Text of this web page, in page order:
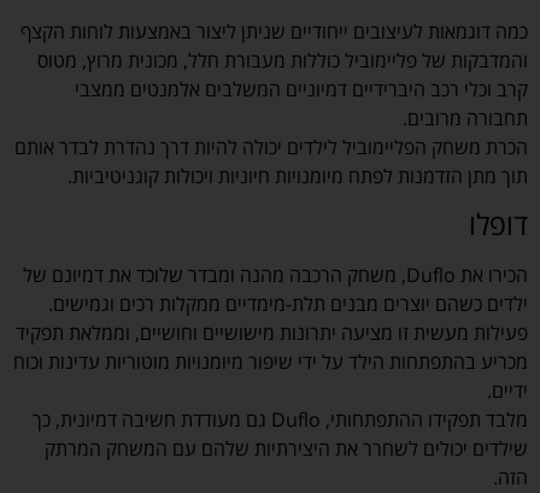
כמה דוגמאות לעיצובים ייחודיים שניתן ליצור באמצעות לוחות הקצף
והמדבקות של פליימוביל כוללות מעבורת חלל, מכונית מרוץ, מטוס
קרב וכלי רכב היברידיים דמיוניים המשלבים אלמנטים ממצבי
תחבורה מרובים.
הכרת משחק הפליימוביל לילדים יכולה להיות דרך נהדרת לבדר אותם
תוך מתן הזדמנות לפתח מיומנויות חיוניות ויכולות קוגניטיביות.
דופלו
הכירו את Duflo, משחק הרכבה מהנה ומבדר שלוכד את דמיונם של
ילדים כשהם יוצרים מבנים תלת-מימדיים ממקלות רכים וגמישים.
פעילות מעשית זו מציעה יתרונות מישושיים וחושיים, וממלאת תפקיד
מכריע בהתפתחות הילד על ידי שיפור מיומנויות מוטוריות עדינות וכוח
ידיים.
מלבד תפקידו ההתפתחותי, Duflo גם מעודדת חשיבה דמיונית, כך
שילדים יכולים לשחרר את היצירתיות שלהם עם המשחק המרתק
הזה.